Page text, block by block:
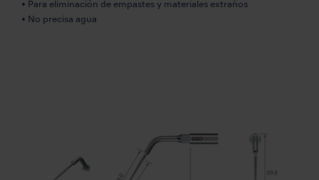
• Para eliminación de empastes y materiales extraños
• No precisa agua